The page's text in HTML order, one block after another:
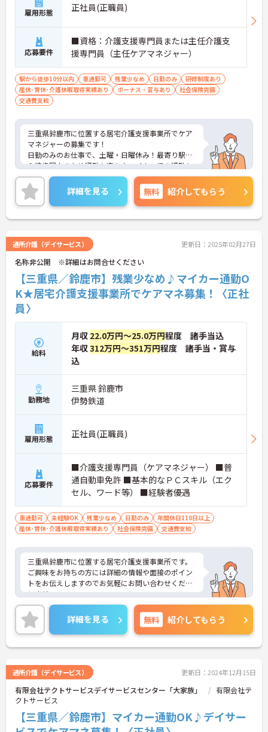
雇用形態 正社員(正職員)
応募要件
■資格：介護支援専門員または主任介護支
援専門員（主任ケアマネジャー）
駅から徒歩10分以内 車通勤可 残業少なめ 日勤のみ
研修制度あり
産休･育休･介護休暇取得実績あり
ボーナス・賞与あり
社会保険完備
交通費支給
三重県鈴鹿市に位置する居宅介護支援事業所でケア
マネジャーの募集です！
日勤のみのお仕事で、土曜・日曜休み！最寄り駅か
ら徒歩圏内のため通勤も楽々♪マイカーでの通勤も
OK！昇給や賞与制度があり、頑張りが評価されてし
っかりと還元されます。丁寧な研修とフォロー体制
で、ご自身のスキルアップもできます！
こちらの求人にご興味がございましたら面接のポイ
ントもお伝えしますので是非ご応募お待ちしており
詳細を見る 無料 紹介してもらう
通所介護（デイサービス） 更新日：2025年02月27日
名称非公開 ※詳細はお問合せください
【三重県／鈴鹿市】残業少なめ♪マイカー通勤O
K★居宅介護支援事業所でケアマネ募集！〈正社
員〉
給料
月収 22.0万円～25.0万円程度 諸手当込
年収312万円～351万円程度 諸手当・賞与
込
勤務地
三重県 鈴鹿市
伊勢鉄道
雇用形態 正社員(正職員)
応募要件
■介護支援専門員（ケアマネジャー） ■普
通自動車免許 ■基本的なＰＣスキル（エク
セル、ワード等） ■経験者優遇
車通勤可 未経験OK 残業少なめ 日勤のみ
年間休日110日以上
産休･育休･介護休暇取得実績あり
社会保険完備 交通費支給
三重県鈴鹿市に位置する居宅介護支援事業所です。
ご興味をお持ちの方には詳細の情報や面接のポイン
トをお伝えしますのでお気軽にお問い合わせくださ
いませ。
詳細を見る 無料 紹介してもらう
通所介護（デイサービス） 更新日：2024年12月15日
有限会社テクトサービスデイサービスセンター「大家族」
有限会社テ
クトサービス
【三重県／鈴鹿市】マイカー通勤OK♪デイサー